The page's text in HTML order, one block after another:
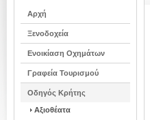
Αρχή
Ξενοδοχεία
Ενοικίαση Οχημάτων
Γραφεία Τουρισμού
Οδηγός Κρήτης
Αξιοθέατα